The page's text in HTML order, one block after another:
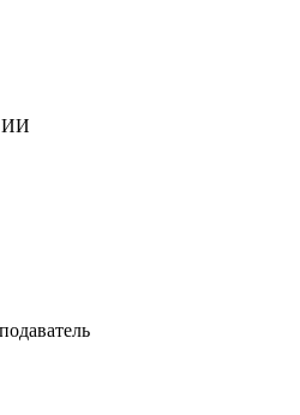
ИИ